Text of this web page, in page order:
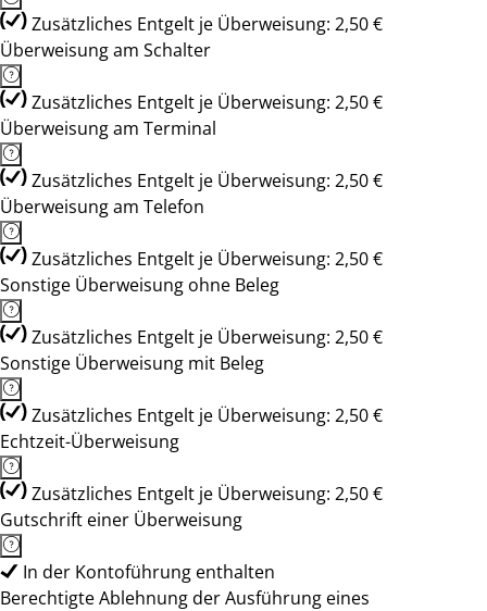
Zusätzliches Entgelt je Überweisung: 2,50 €
Überweisung am Schalter
Zusätzliches Entgelt je Überweisung: 2,50 €
Überweisung am Terminal
Zusätzliches Entgelt je Überweisung: 2,50 €
Überweisung am Telefon
Zusätzliches Entgelt je Überweisung: 2,50 €
Sonstige Überweisung ohne Beleg
Zusätzliches Entgelt je Überweisung: 2,50 €
Sonstige Überweisung mit Beleg
Zusätzliches Entgelt je Überweisung: 2,50 €
Echtzeit-Überweisung
Zusätzliches Entgelt je Überweisung: 2,50 €
Gutschrift einer Überweisung
In der Kontoführung enthalten
Berechtigte Ablehnung der Ausführung eines